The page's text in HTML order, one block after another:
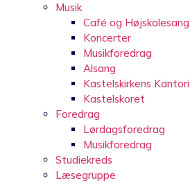
Musik
Café og Højskolesang
Koncerter
Musikforedrag
Alsang
Kastelskirkens Kantori
Kastelskoret
Foredrag
Lørdagsforedrag
Musikforedrag
Studiekreds
Læsegruppe